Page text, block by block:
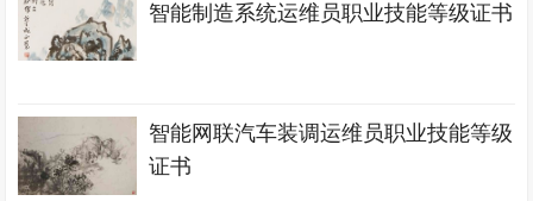
智能制造系统运维员职业技能等级证书
智能网联汽车装调运维员职业技能等级
证书